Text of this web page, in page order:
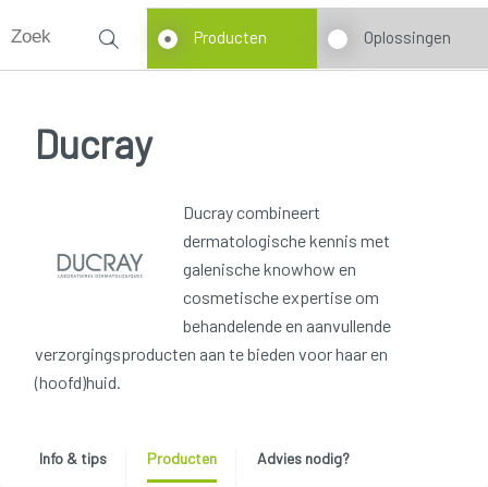
Producten Oplossingen
Ducray
Ducray combineert
dermatologische kennis met
galenische knowhow en
cosmetische expertise om
behandelende en aanvullende
verzorgingsproducten aan te bieden voor haar en
(hoofd)huid.
Info & tips Producten Advies nodig?